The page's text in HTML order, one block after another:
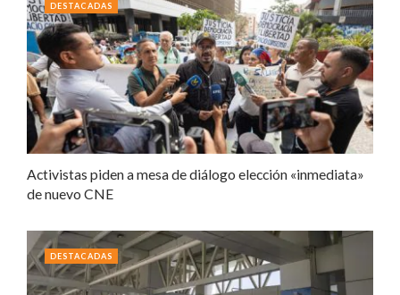
Activistas piden a mesa de diálogo elección «inmediata»
de nuevo CNE
DESTACADAS
DESTACADAS